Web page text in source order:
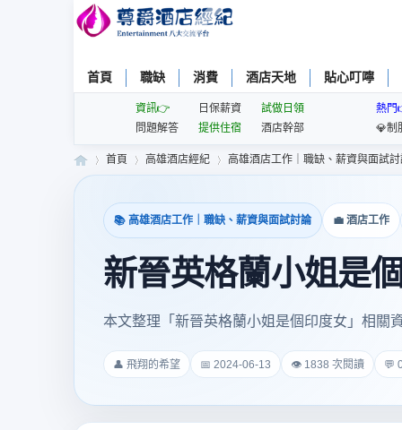
首頁 職缺 消費 酒店天地 貼心叮嚀
資訊👉 日保薪資
試做日領
問題解答
提供住宿 酒店幹部
熱門
💎制
首頁
›
高雄酒店經紀
›
高雄酒店工作｜職缺、薪資與面試
📚 高雄酒店工作｜職缺、薪資與面試討論 💼 酒店工作
新晉英格蘭小姐是
本文整理「新晉英格蘭小姐是個印度女」相關
👤 飛翔的希望 📅 2024-06-13 👁 1838 次閱讀 💬